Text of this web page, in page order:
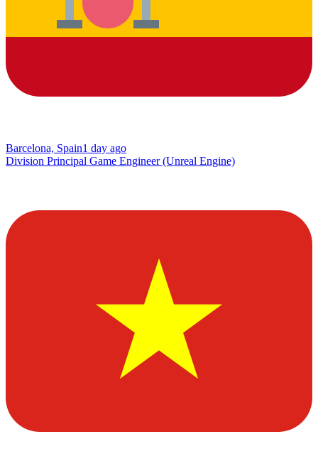
Barcelona, Spain1 day ago
Division Principal Game Engineer (Unreal Engine)